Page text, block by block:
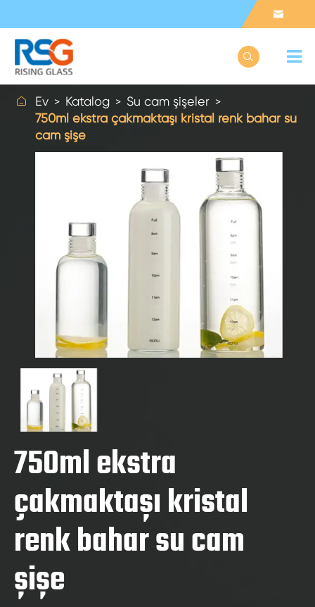


 Ev Katalog
Su cam şişeler
750ml ekstra çakmaktaşı kristal renk bahar su
cam şişe
750ml ekstra
çakmaktaşı kristal
renk bahar su cam
şişe